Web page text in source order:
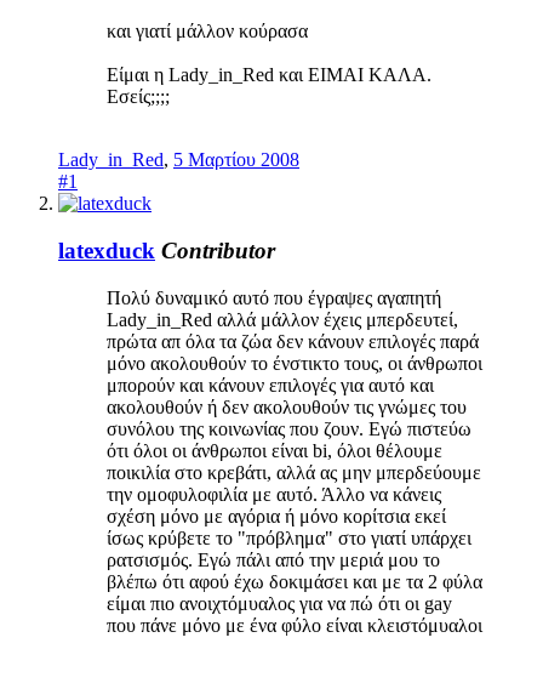
και γιατί μάλλον κούρασα
Είμαι η Lady_in_Red και ΕΙΜΑΙ ΚΑΛΑ.
Εσείς;;;;
Lady_in_Red, 5 Μαρτίου 2008
#1
latexduck Contributor
Πολύ δυναμικό αυτό που έγραψες αγαπητή
Lady_in_Red αλλά μάλλον έχεις μπερδευτεί,
πρώτα απ όλα τα ζώα δεν κάνουν επιλογές παρά
μόνο ακολουθούν το ένστικτο τους, οι άνθρωποι
μπορούν και κάνουν επιλογές για αυτό και
ακολουθούν ή δεν ακολουθούν τις γνώμες του
συνόλου της κοινωνίας που ζουν. Εγώ πιστεύω
ότι όλοι οι άνθρωποι είναι bi, όλοι θέλουμε
ποικιλία στο κρεβάτι, αλλά ας μην μπερδεύουμε
την ομοφυλοφιλία με αυτό. Άλλο να κάνεις
σχέση μόνο με αγόρια ή μόνο κορίτσια εκεί
ίσως κρύβετε το "πρόβλημα" στο γιατί υπάρχει
ρατσισμός. Εγώ πάλι από την μεριά μου το
βλέπω ότι αφού έχω δοκιμάσει και με τα 2 φύλα
είμαι πιο ανοιχτόμυαλος για να πώ ότι οι gay
που πάνε μόνο με ένα φύλο είναι κλειστόμυαλοι